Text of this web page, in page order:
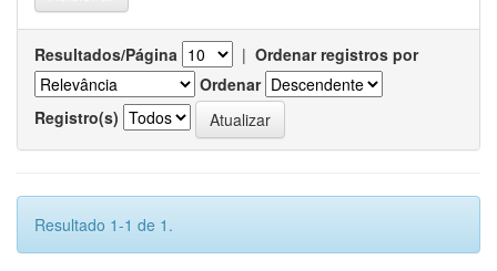
Resultados/Página | Ordenar registros por
Ordenar
Registro(s)
Resultado 1-1 de 1.